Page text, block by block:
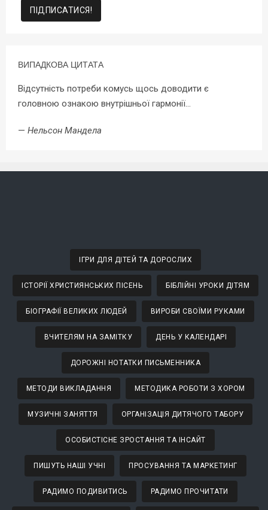
ВИПАДКОВА ЦИТАТА
Відсутність потреби комусь щось доводити є
головною ознакою внутрішньої гармонії…
— Нельсон Мандела
ІГРИ ДЛЯ ДІТЕЙ ТА ДОРОСЛИХ
ІСТОРІЇ ХРИСТИЯНСЬКИХ ПІСЕНЬ БІБЛІЙНІ УРОКИ ДІТЯМ
БІОГРАФІЇ ВЕЛИКИХ ЛЮДЕЙ ВИРОБИ СВОЇМИ РУКАМИ
ВЧИТЕЛЯМ НА ЗАМІТКУ ДЕНЬ У КАЛЕНДАРІ
ДОРОЖНІ НОТАТКИ ПИСЬМЕННИКА
МЕТОДИ ВИКЛАДАННЯ МЕТОДИКА РОБОТИ З ХОРОМ
МУЗИЧНІ ЗАНЯТТЯ ОРГАНІЗАЦІЯ ДИТЯЧОГО ТАБОРУ
ОСОБИСТІСНЕ ЗРОСТАННЯ ТА ІНСАЙТ
ПИШУТЬ НАШІ УЧНІ ПРОСУВАННЯ ТА МАРКЕТИНГ
РАДИМО ПОДИВИТИСЬ РАДИМО ПРОЧИТАТИ